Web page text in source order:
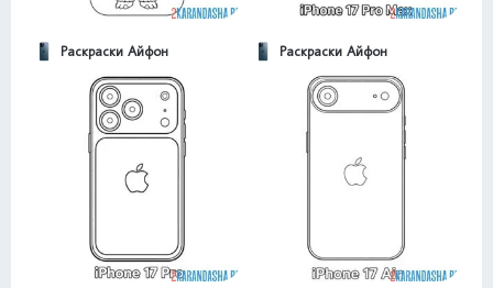
Раскраски Айфон Раскраски Айфон